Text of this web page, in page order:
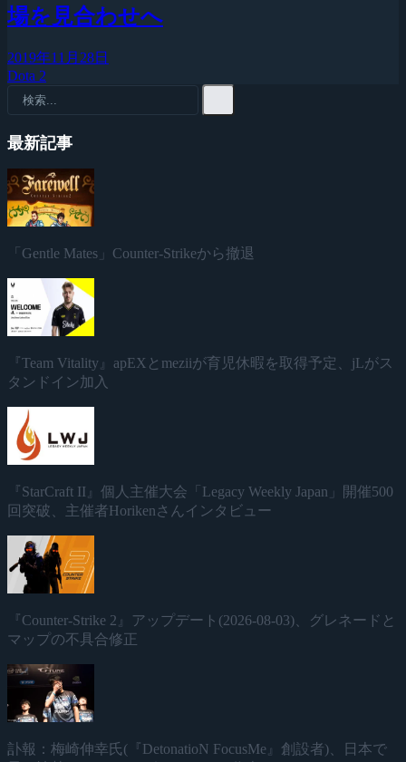
場を見合わせへ
2019年11月28日
Dota 2
最新記事
「Gentle Mates」Counter-Strikeから撤退
『Team Vitality』apEXとmeziiが育児休暇を取得予定、jLがス
タンドイン加入
『StarCraft II』個人主催大会「Legacy Weekly Japan」開催500
回突破、主催者Horikenさんインタビュー
『Counter-Strike 2』アップデート(2026-08-03)、グレネードと
マップの不具合修正
訃報：梅崎伸幸氏(『DetonatioN FocusMe』創設者)、日本で